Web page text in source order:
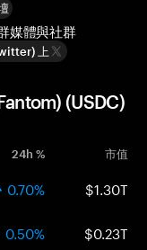
媒體與社群
上
(USDC)
24h % 市值
0.70% $1.30T
0.50% $0.23T